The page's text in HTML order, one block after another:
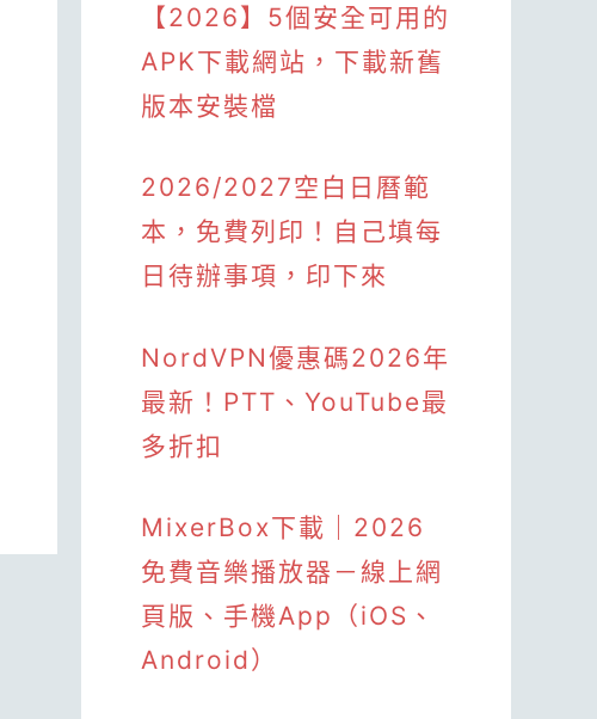
【2026】5個安全可用的
APK下載網站，下載新舊
版本安裝檔
2026/2027空白日曆範
本，免費列印！自己填每
日待辦事項，印下來
NordVPN優惠碼2026年
最新！PTT、YouTube最
多折扣
MixerBox下載｜2026
免費音樂播放器－線上網
頁版、手機App（iOS、
Android）